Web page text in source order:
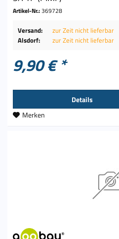
Artikel-Nr.:369728
Versand:
zur Zeit nicht lieferbar
Alsdorf:
zur Zeit nicht lieferbar
9,90 € *
Details
Merken